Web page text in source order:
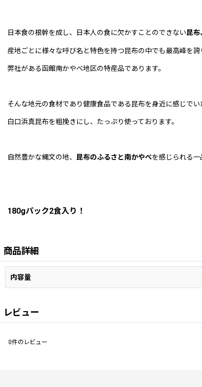
日本食の根幹を成し、日本人の食に欠かすことのできない昆布
産地ごとに様々な呼び名と特色を持つ昆布の中でも最高峰を誇
弊社がある函館南かやべ地区の特産品であります。
そんな地元の食材であり健康食品である昆布を身近に感じで
白口浜真昆布を粗挽きにし、たっぷり使っております。
自然豊かな縄文の地、 昆布のふるさと南かやべを感じられる一
180gパック2食入り！
商品詳細
内容量
レビュー
0件のレビュー